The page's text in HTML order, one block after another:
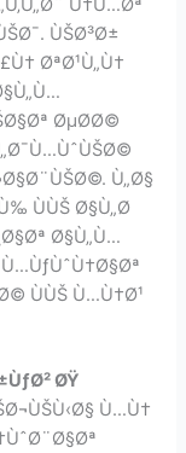
Ù†Ù…Øª
ÙŠØ³Ø±
ØªØ¹Ù„Ù†
ØµØ­Ø©
Ù„Ø§
ÙÙŠ Ø§Ù„Ø
Ø§Ù„Ù…
ÙÙŠ Ù…Ù†Ø¹
ØŸ
Ù…Ù†